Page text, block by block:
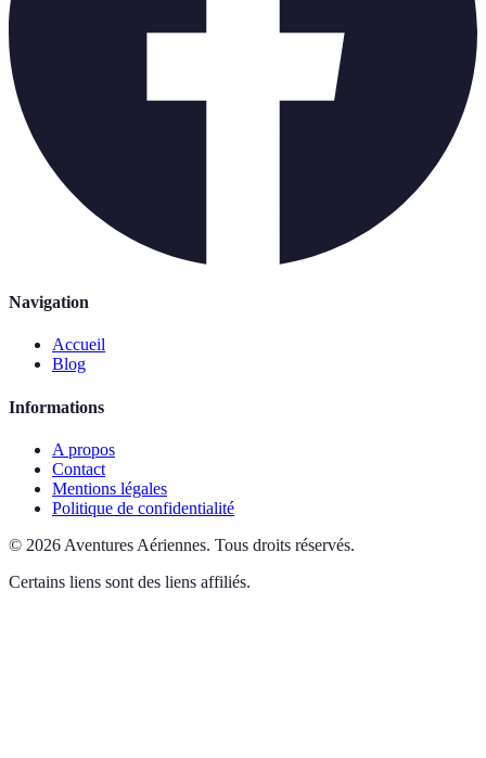
Navigation
Accueil
Blog
Informations
A propos
Contact
Mentions légales
Politique de confidentialité
© 2026 Aventures Aériennes. Tous droits réservés.
Certains liens sont des liens affiliés.